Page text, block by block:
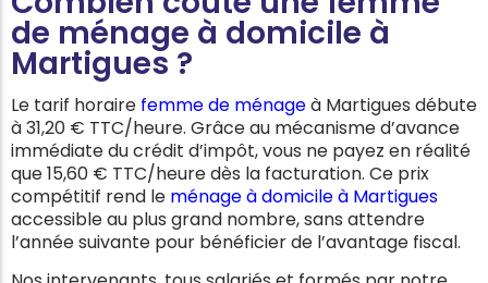
de ménage à domicile à
Martigues ?
Le tarif horaire femme de ménageà Martigues débute
à 31,20 € TTC/heure. Grâce au mécanisme d’avance
immédiate du crédit d’impôt, vous ne payez en réalité
que 15,60 € TTC/heure dès la facturation. Ce prix
compétitif rend le ménage à domicile à Martigues
accessible au plus grand nombre, sans attendre
l’année suivante pour bénéficier de l’avantage fiscal.